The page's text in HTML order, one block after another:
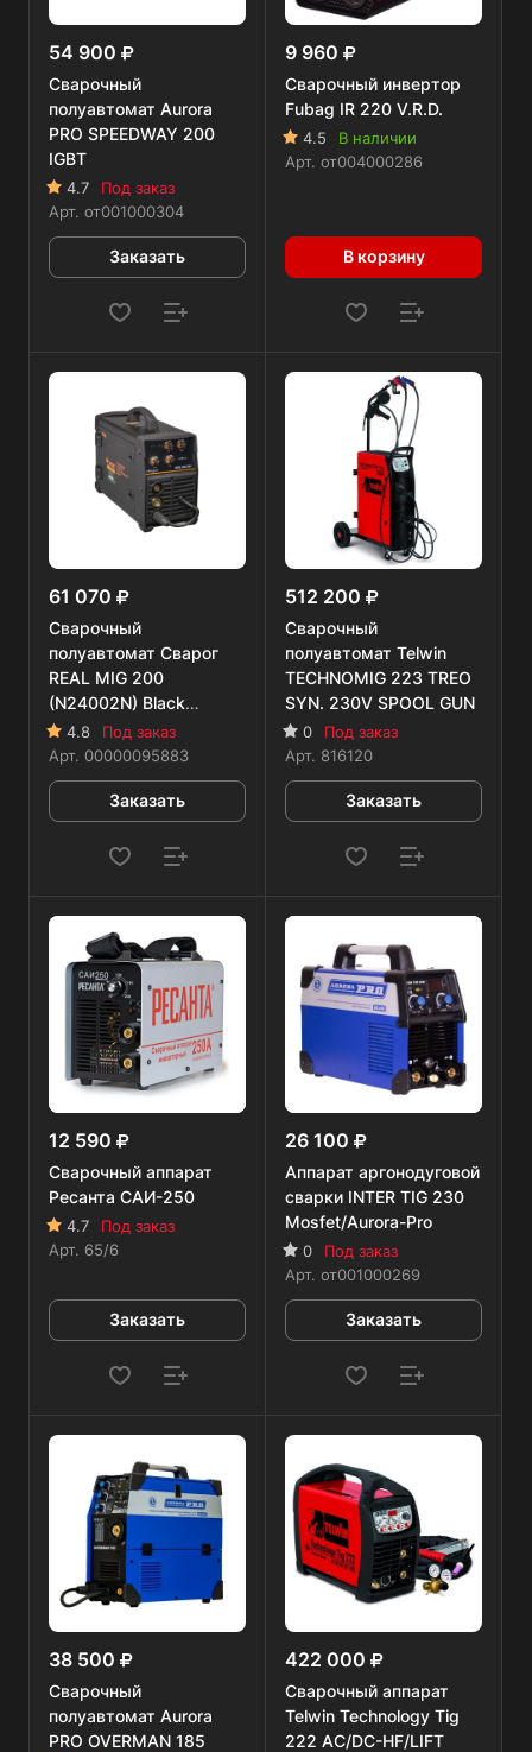
54 900
Сварочный
полуавтомат Aurora
PRO SPEEDWAY 200
IGBT
4.7
Под заказ
Арт. от001000304
Заказать
9 960
Сварочный инвертор
Fubag IR 220 V.R.D.
4.5
В наличии
Арт. от004000286
В корзину
61 070
Сварочный
полуавтомат Сварог
REAL MIG 200
(N24002N) Black
(маска+краги)
4.8
Под заказ
Арт. 00000095883
Заказать
512 200
Сварочный
полуавтомат Telwin
TECHNOMIG 223 TREO
SYN. 230V SPOOL GUN
0
Под заказ
Арт. 816120
Заказать
12 590
Сварочный аппарат
Ресанта САИ-250
4.7
Под заказ
Арт. 65/6
Заказать
26 100
Аппарат аргонодуговой
сварки INTER TIG 230
Mosfet/Aurora-Pro
0
Под заказ
Арт. от001000269
Заказать
38 500
Сварочный
полуавтомат Aurora
PRO OVERMAN 185
422 000
Сварочный аппарат
Telwin Technology Tig
222 AC/DC-HF/LIFT